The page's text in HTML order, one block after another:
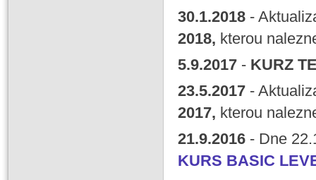
30.1.2018 -
2018, kterou
5.9.2017 - KURZ
23.5.2017 -
2017, kterou
21.9.2016 - Dne
KURS BASIC